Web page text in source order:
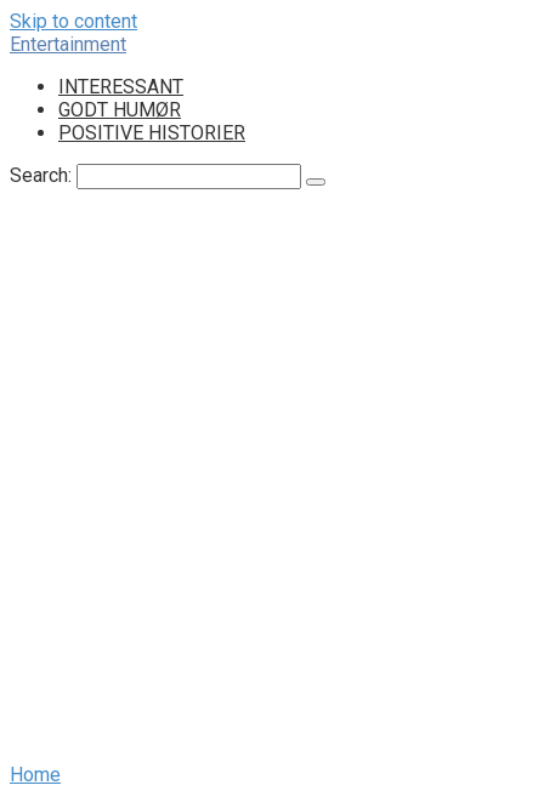
Skip to content
Entertainment
INTERESSANT
GODT HUMØR
POSITIVE HISTORIER
Search:
Home